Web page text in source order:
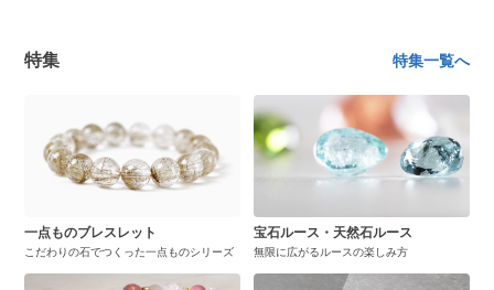
特集 特集一覧へ
一点ものブレスレット
こだわりの石でつくった一点ものシリーズ
宝石ルース・天然石ルース
無限に広がるルースの楽しみ方